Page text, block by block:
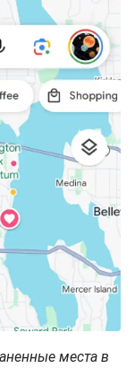
места в